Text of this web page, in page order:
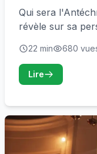
Qui sera
révèle sur sa
22 min 680
Lire